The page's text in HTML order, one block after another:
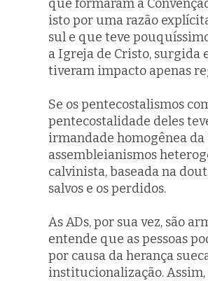
que formaram a
isto por uma razão
sul e que teve
a Igreja de Cristo, surgida
tiveram impacto apenas
Se os pentecostalismos
pentecostalidade deles
irmandade homogênea da
assembleianismos
calvinista, baseada na
salvos e os perdidos.
As ADs, por sua vez, são
entende que as pessoas
por causa da herança
institucionalização.